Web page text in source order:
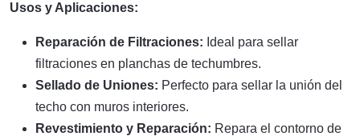
Usos y Aplicaciones:
Reparación de Filtraciones: Ideal para sellar
filtraciones en planchas de techumbres.
Sellado de Uniones: Perfecto para sellar la unión del
techo con muros interiores.
Revestimiento y Reparación: Repara el contorno de